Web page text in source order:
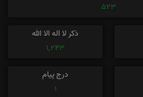
523
ذکر لا اله الا الله
1,243
درج پیام
1